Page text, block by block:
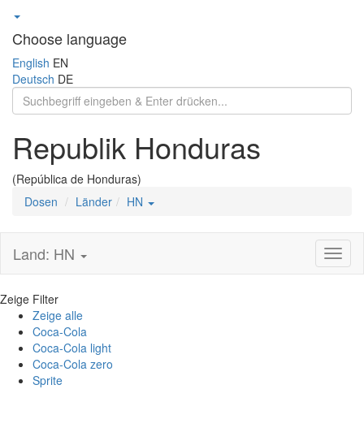
Choose language
English EN
Deutsch DE
Republik Honduras
(República de Honduras)
Dosen
Länder HN
Land: HN
Zeige Filter
Zeige alle
Coca-Cola
Coca-Cola light
Coca-Cola zero
Sprite